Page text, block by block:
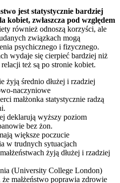
jest statystycznie bardziej
kobiet, zwłaszcza pod względem
również odnoszą korzyści, ale
związkach mogą
psychicznego i fizycznego.
wydaje się cierpieć bardziej niż
też są po stronie kobiet.
żyją średnio dłużej i rzadziej
naczyniowe
małżonka statystycznie radzą
deklarują wyższy poziom
bez żon.
większe poczucie
w trudnych sytuacjach
żyją dłużej i rzadziej
(University College London)
małżeństwo poprawia zdrowie